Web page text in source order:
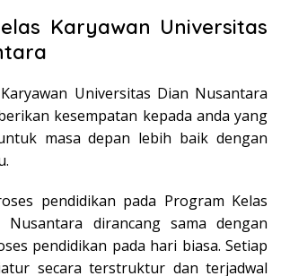
Karyawan Universitas
Universitas Dian Nusantara
kesempatan kepada anda yang
masa depan lebih baik dengan
pendidikan pada Program Kelas
Nusantara dirancang sama dengan
pendidikan pada hari biasa. Setiap
secara terstruktur dan terjadwal